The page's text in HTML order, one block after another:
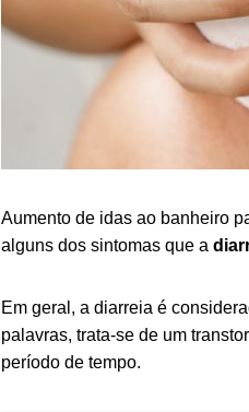
Aumento de idas ao banheiro
alguns dos sintomas que a
Em geral, a diarreia é
palavras, trata-se de um
período de tempo.